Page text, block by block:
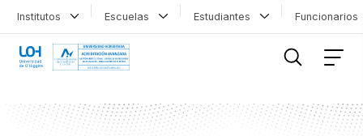
Institutos Escuelas Estudiantes